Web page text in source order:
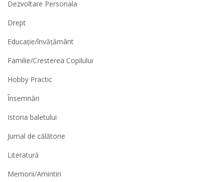
Dezvoltare Personala
Drept
Educație/învățământ
Familie/Cresterea Copilului
Hobby Practic
Însemnări
Istoria baletului
Jurnal de călătorie
Literatură
Memorii/Amintiri